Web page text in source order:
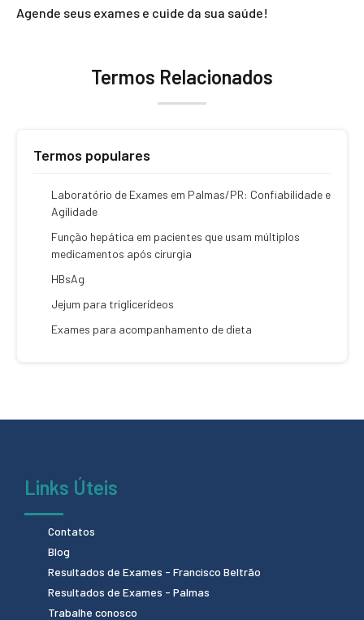
Agende seus exames e cuide da sua saúde!
Termos Relacionados
Termos populares
Laboratório de Exames em Palmas/PR: Confiabilidade e
Agilidade
Função hepática em pacientes que usam múltiplos
medicamentos após cirurgia
HBsAg
Jejum para triglicerídeos
Exames para acompanhamento de dieta
Links Úteis
Contatos
Blog
Resultados de Exames - Francisco Beltrão
Resultados de Exames - Palmas
Trabalhe conosco